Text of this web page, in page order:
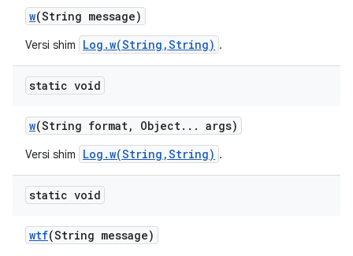
w(String message)
Versi shim Log.w(String,String) .
static void
w(String format, Object. . . args)
Versi shim Log.w(String,String) .
static void
wtf(String message)